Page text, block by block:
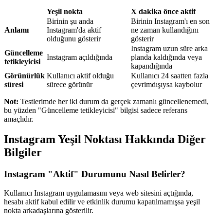
Yeşil nokta X dakika önce aktif
Anlamı
Birinin şu anda
Instagram'da aktif
olduğunu gösterir
Birinin Instagram'ı en son
ne zaman kullandığını
gösterir
Güncelleme
tetikleyicisi
Instagram açıldığında
Instagram uzun süre arka
planda kaldığında veya
kapandığında
Görünürlük
süresi
Kullanıcı aktif olduğu
sürece görünür
Kullanıcı 24 saatten fazla
çevrimdışıysa kaybolur
Not: Testlerimde her iki durum da gerçek zamanlı güncellenemedi,
bu yüzden "Güncelleme tetikleyicisi" bilgisi sadece referans
amaçlıdır.
Instagram Yeşil Noktası Hakkında Diğer
Bilgiler
Instagram "Aktif" Durumunu Nasıl Belirler?
Kullanıcı Instagram uygulamasını veya web sitesini açtığında,
hesabı aktif kabul edilir ve etkinlik durumu kapatılmamışsa yeşil
nokta arkadaşlarına gösterilir.